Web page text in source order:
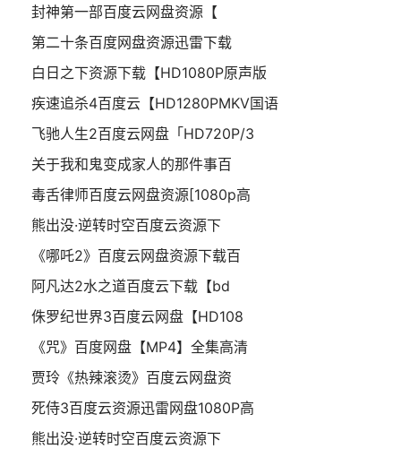
封神第一部百度云网盘资源【
第二十条百度网盘资源迅雷下载
白日之下资源下载【HD1080P原声版
疾速追杀4百度云【HD1280PMKV国语
飞驰人生2百度云网盘「HD720P/3
关于我和鬼变成家人的那件事百
毒舌律师百度云网盘资源[1080p高
熊出没·逆转时空百度云资源下
《哪吒2》百度云网盘资源下载百
阿凡达2水之道百度云下载【bd
侏罗纪世界3百度云网盘【HD108
《咒》百度网盘【MP4】全集高清
贾玲《热辣滚烫》百度云网盘资
死侍3百度云资源迅雷网盘1080P高
熊出没·逆转时空百度云资源下